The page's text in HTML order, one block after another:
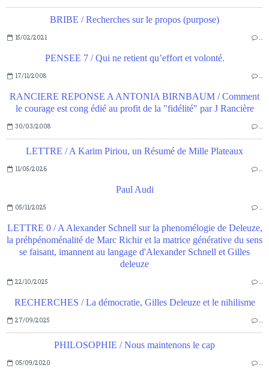
BRIBE / Recherches sur le propos (purpose)
15/02/2021 …
PENSEE 7 / Qui ne retient qu’effort et volonté.
17/11/2008 …
RANCIERE REPONSE A ANTONIA BIRNBAUM / Comment
le courage est cong édié au profit de la "fidélité" par J Rancière
30/03/2008 …
LETTRE / A Karim Piriou, un Résumé de Mille Plateaux
11/05/2026 …
Paul Audi
05/11/2025 …
LETTRE 0 / A Alexander Schnell sur la phenomélogie de Deleuze,
la préhpénoménalité de Marc Richir et la matrice générative du sens
se faisant, imannent au langage d'Alexander Schnell et Gilles
deleuze
22/10/2025 …
RECHERCHES / La démocratie, Gilles Deleuze et le nihilisme
27/09/2025 …
PHILOSOPHIE / Nous maintenons le cap
05/09/2020 …